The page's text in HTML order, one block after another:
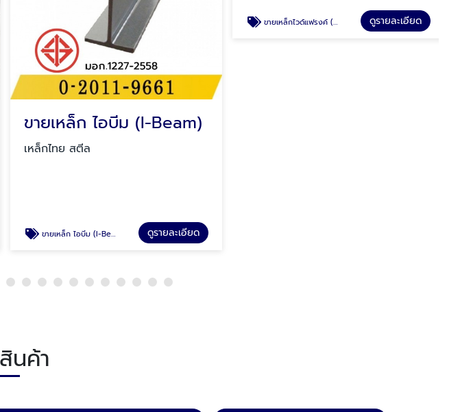
ขายเหล็ก ไอบีม (I-Beam)
เหล็กไทย สตีล
ขายเหล็ก ไอบีม (I-Beam) ดูรายละเอียด
นค้า